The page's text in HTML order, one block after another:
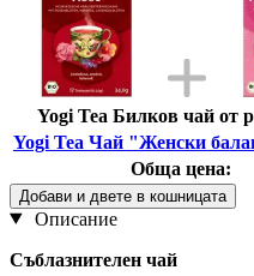
Yogi Tea Билков чай от
Yogi Tea Чай "Женски
Обща цена:
Добави и двете в кошницата
Описание
Съблазнителен чай